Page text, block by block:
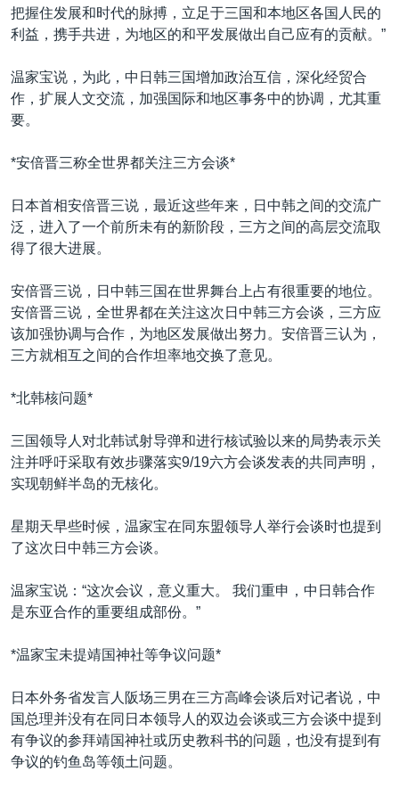
埃博拉疫情
美国之音专访
重要讲话与声明
台海两岸关系
关注西藏
关注新疆
GEN Z 看美国
把握住发展和时代的脉搏，立足于三国和本地区各国人民的
利益，携手共进，为地区的和平发展做出自己应有的贡献。”
温家宝说，为此，中日韩三国增加政治互信，深化经贸合
作，扩展人文交流，加强国际和地区事务中的协调，尤其重
要。
*安倍晋三称全世界都关注三方会谈*
日本首相安倍晋三说，最近这些年来，日中韩之间的交流广
泛，进入了一个前所未有的新阶段，三方之间的高层交流取
得了很大进展。
安倍晋三说，日中韩三国在世界舞台上占有很重要的地位。
安倍晋三说，全世界都在关注这次日中韩三方会谈，三方应
该加强协调与合作，为地区发展做出努力。安倍晋三认为，
三方就相互之间的合作坦率地交换了意见。
*北韩核问题*
三国领导人对北韩试射导弹和进行核试验以来的局势表示关
注并呼吁采取有效步骤落实9/19六方会谈发表的共同声明，
实现朝鲜半岛的无核化。
星期天早些时候，温家宝在同东盟领导人举行会谈时也提到
了这次日中韩三方会谈。
温家宝说：“这次会议，意义重大。 我们重申，中日韩合作
是东亚合作的重要组成部份。”
*温家宝未提靖国神社等争议问题*
日本外务省发言人阪场三男在三方高峰会谈后对记者说，中
国总理并没有在同日本领导人的双边会谈或三方会谈中提到
有争议的参拜靖国神社或历史教科书的问题，也没有提到有
争议的钓鱼岛等领土问题。